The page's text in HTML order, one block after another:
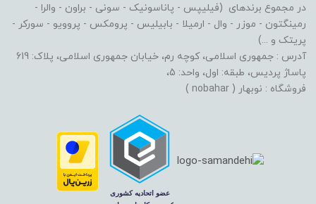
در مجموع برندهای (فیلیپس - پاناسونیک - سونی - براون - والرا -
رمینگتون - موزر - وال - ارمیلا - بابیلیس - پرومکس - پروویو - سورکر -
پریتک و ...)
آدرس : جمهوری اسلامی، کوچه رم، خیابان جمهوری اسلامی، پلاک: 619
پاساژ پردیس، طبقه: اول، واحد: 5،
فروشگاه : نوبهار ( nobahar )